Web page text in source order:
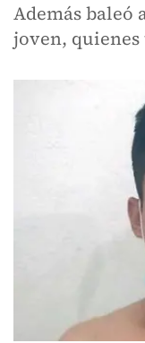
Además baleó
joven, quienes